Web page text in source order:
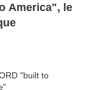
America", le